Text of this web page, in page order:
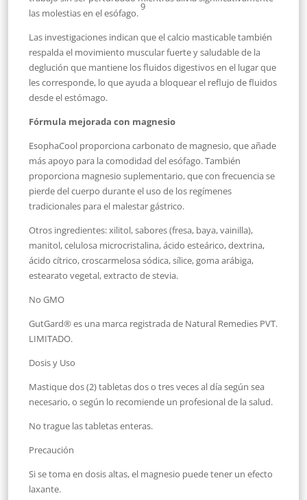
las molestias en el esófago.
9
Las investigaciones indican que el calcio masticable también
respalda el movimiento muscular fuerte y saludable de la
deglución que mantiene los fluidos digestivos en el lugar que
les corresponde, lo que ayuda a bloquear el reflujo de fluidos
desde el estómago.
Fórmula mejorada con magnesio
EsophaCool proporciona carbonato de magnesio, que añade
más apoyo para la comodidad del esófago. También
proporciona magnesio suplementario, que con frecuencia se
pierde del cuerpo durante el uso de los regímenes
tradicionales para el malestar gástrico.
Otros ingredientes: xilitol, sabores (fresa, baya, vainilla),
manitol, celulosa microcristalina, ácido esteárico, dextrina,
ácido cítrico, croscarmelosa sódica, sílice, goma arábiga,
estearato vegetal, extracto de stevia.
No GMO
GutGard® es una marca registrada de Natural Remedies PVT.
LIMITADO.
Dosis y Uso
Mastique dos (2) tabletas dos o tres veces al día según sea
necesario, o según lo recomiende un profesional de la salud.
No trague las tabletas enteras.
Precaución
Si se toma en dosis altas, el magnesio puede tener un efecto
laxante.